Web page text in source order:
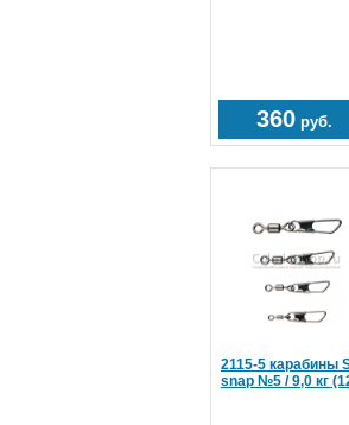
360 руб.
2115-5 карабины
snap №5 / 9,0 кг